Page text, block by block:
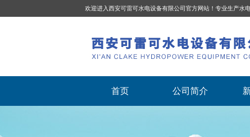
欢迎进入西安可雷可水电设备有限公司官方网站！专业生产水电站自动化元
首页 公司简介